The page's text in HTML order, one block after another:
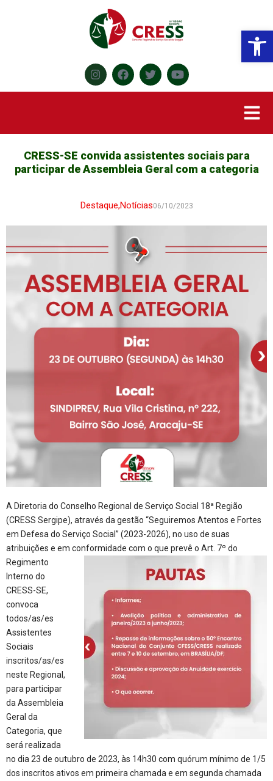
CRESS-SE convida assistentes sociais para
participar de Assembleia Geral com a categoria
Destaque,Notícias06/10/2023
A Diretoria do Conselho Regional de Serviço Social 18ª Região
(CRESS Sergipe), através da gestão “Seguiremos Atentos e Fortes
em Defesa do Serviço Social” (2023-2026), no uso de suas
atribuições e em conformidade com o que prevê o Art. 7º do
Regimento
Interno do
CRESS-SE,
convoca
todos/as/es
Assistentes
Sociais
inscritos/as/es
neste Regional,
para participar
da Assembleia
Geral da
Categoria, que
será realizada
no dia 23 de outubro de 2023, às 14h30 com quórum mínimo de 1/5
dos inscritos ativos em primeira chamada e em segunda chamada